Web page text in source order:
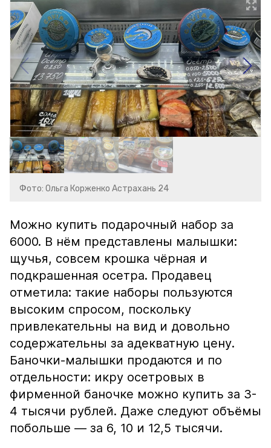
Фото: Ольга Корженко Астрахань 24
Можно купить подарочный набор за
6000. В нём представлены малышки:
щучья, совсем крошка чёрная и
подкрашенная осетра. Продавец
отметила: такие наборы пользуются
высоким спросом, поскольку
привлекательны на вид и довольно
содержательны за адекватную цену.
Баночки-малышки продаются и по
отдельности: икру осетровых в
фирменной баночке можно купить за 3-
4 тысячи рублей. Даже следуют объёмы
побольше — за 6, 10 и 12,5 тысячи.